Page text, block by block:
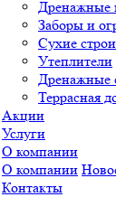
Дренажные
Заборы и
Сухие
Утеплители
Дренажные
Террасная
Акции
Услуги
О компании
О компании
Контакты